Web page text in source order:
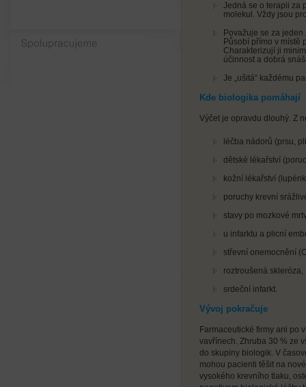
Spolupracujeme
Jedná se o terapii za
molekul. Vždy jsou
Považuje se za
Působí přímo v místě
Charakterizují ji
účinnost a dobrá
Je „ušitá“ každému
Kde biologika pomáhají
Výčet je opravdu dlouhý. Z
léčba nádorů (prsu,
dětské lékařství
kožní lékařství
poruchy krevní
stavy po mozkové
u infarktu a plicní
střevní onemocnění
roztroušená skleróza,
srdeční infarkt.
Vývoj pokračuje
Farmaceutické firmy ani po
vavřínech. Zhruba 30 % ze
do skupiny biologik. V
mohou pacienti těšit na
vysokého krevního tlaku,